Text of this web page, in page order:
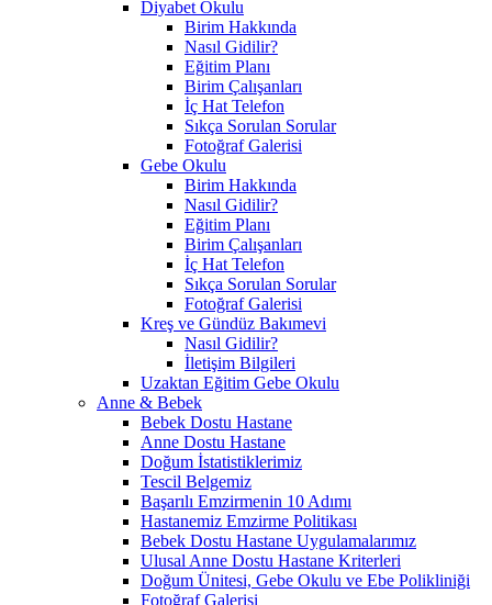
Diyabet Okulu
Birim Hakkında
Nasıl Gidilir?
Eğitim Planı
Birim Çalışanları
İç Hat Telefon
Sıkça Sorulan Sorular
Fotoğraf Galerisi
Gebe Okulu
Birim Hakkında
Nasıl Gidilir?
Eğitim Planı
Birim Çalışanları
İç Hat Telefon
Sıkça Sorulan Sorular
Fotoğraf Galerisi
Kreş ve Gündüz Bakımevi
Nasıl Gidilir?
İletişim Bilgileri
Uzaktan Eğitim Gebe Okulu
Anne & Bebek
Bebek Dostu Hastane
Anne Dostu Hastane
Doğum İstatistiklerimiz
Tescil Belgemiz
Başarılı Emzirmenin 10 Adımı
Hastanemiz Emzirme Politikası
Bebek Dostu Hastane Uygulamalarımız
Ulusal Anne Dostu Hastane Kriterleri
Doğum Ünitesi, Gebe Okulu ve Ebe Polikliniği
Fotoğraf Galerisi